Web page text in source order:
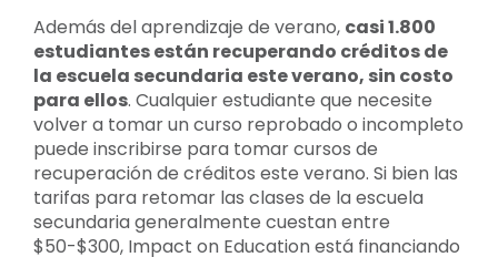
Además del aprendizaje de verano, casi 1.800
estudiantes están recuperando créditos de
la escuela secundaria este verano, sin costo
para ellos. Cualquier estudiante que necesite
volver a tomar un curso reprobado o incompleto
puede inscribirse para tomar cursos de
recuperación de créditos este verano. Si bien las
tarifas para retomar las clases de la escuela
secundaria generalmente cuestan entre
$50-$300, Impact on Education está financiando